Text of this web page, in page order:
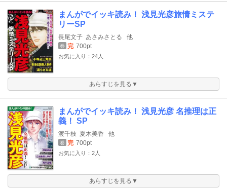
まんがでイッキ読み！ 浅見光彦旅情ミステ
リーSP
長尾文子 あさみさとる 他
巻 完 700pt
お気に入り：24人
あらすじを見る▼
まんがでイッキ読み！ 浅見光彦 名推理は正
義！ SP
渡千枝 夏木美香 他
巻 完 700pt
お気に入り：2人
あらすじを見る▼